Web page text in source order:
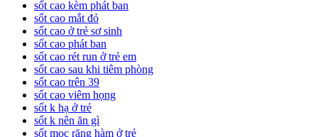
sốt cao kèm phát ban
sốt cao mắt đỏ
sốt cao ở trẻ sơ sinh
sốt cao phát ban
sốt cao rét run ở trẻ em
sốt cao sau khi tiêm phòng
sốt cao trên 39
sốt cao viêm họng
sốt k hạ ở trẻ
sốt k nên ăn gì
sốt mọc răng hàm ở trẻ